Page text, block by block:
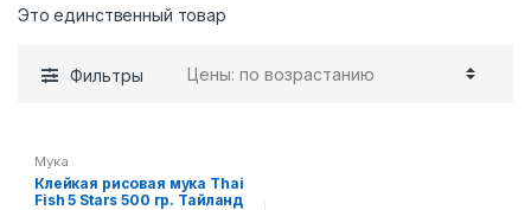
Это единственный товар
Фильтры
Мука
Клейкая рисовая мука Thai
Fish 5 Stars 500 гр. Тайланд